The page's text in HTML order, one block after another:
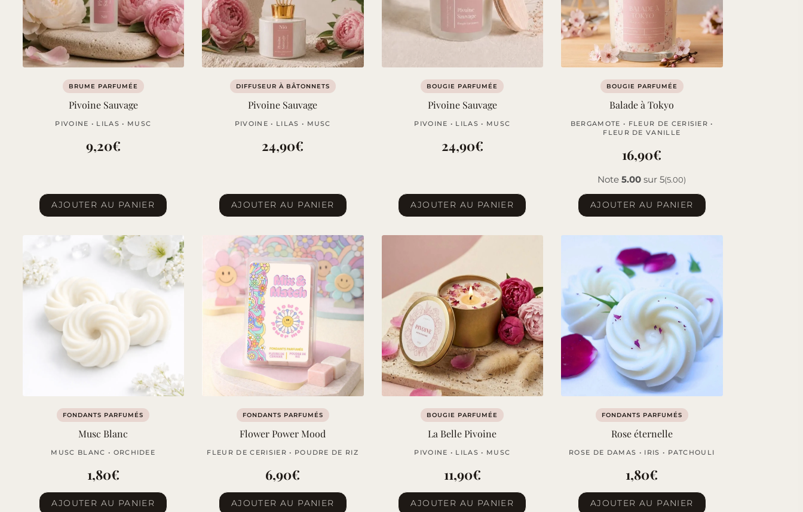
BRUME PARFUMÉE
Pivoine Sauvage
PIVOINE • LILAS • MUSC
9,20€
AJOUTER AU PANIER
DIFFUSEUR À BÂTONNETS
Pivoine Sauvage
PIVOINE • LILAS • MUSC
24,90€
AJOUTER AU PANIER
BOUGIE PARFUMÉE
Pivoine Sauvage
PIVOINE • LILAS • MUSC
24,90€
AJOUTER AU PANIER
BOUGIE PARFUMÉE
Balade à Tokyo
BERGAMOTE • FLEUR DE CERISIER •
FLEUR DE VANILLE
16,90€
Note5.00 sur 5(5.00)
AJOUTER AU PANIER
FONDANTS PARFUMÉS
Musc Blanc
MUSC BLANC • ORCHIDEE
1,80€
AJOUTER AU PANIER
FONDANTS PARFUMÉS
Flower Power Mood
FLEUR DE CERISIER • POUDRE DE RIZ
6,90€
AJOUTER AU PANIER
BOUGIE PARFUMÉE
La Belle Pivoine
PIVOINE • LILAS • MUSC
11,90€
AJOUTER AU PANIER
FONDANTS PARFUMÉS
Rose éternelle
ROSE DE DAMAS • IRIS • PATCHOULI
1,80€
AJOUTER AU PANIER